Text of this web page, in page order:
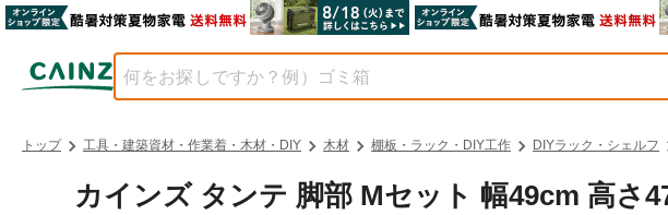
トップ 工具・建築資材・作業着・木材・DIY 木材 棚板・ラック・DIY工作 DIYラック・シェルフ
カインズ タンテ 脚部 Mセット 幅49cm 高さ